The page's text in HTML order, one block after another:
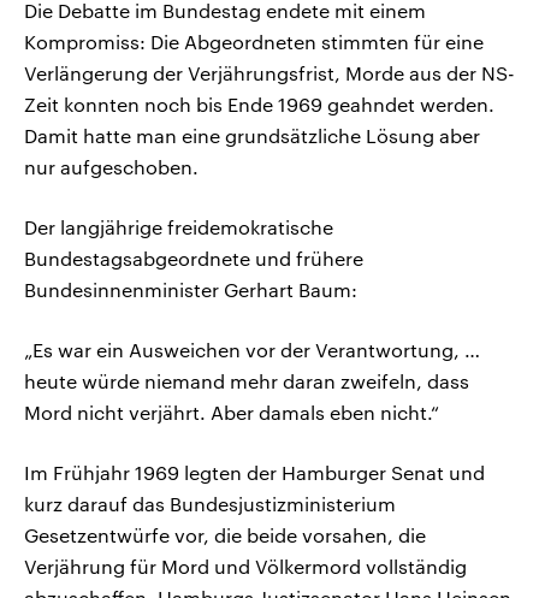
Die Debatte im Bundestag endete mit einem
Kompromiss: Die Abgeordneten stimmten für eine
Verlängerung der Verjährungsfrist, Morde aus der NS-
Zeit konnten noch bis Ende 1969 geahndet werden.
Damit hatte man eine grundsätzliche Lösung aber
nur aufgeschoben.
Der langjährige freidemokratische
Bundestagsabgeordnete und frühere
Bundesinnenminister Gerhart Baum:
„Es war ein Ausweichen vor der Verantwortung, …
heute würde niemand mehr daran zweifeln, dass
Mord nicht verjährt. Aber damals eben nicht.“
Im Frühjahr 1969 legten der Hamburger Senat und
kurz darauf das Bundesjustizministerium
Gesetzentwürfe vor, die beide vorsahen, die
Verjährung für Mord und Völkermord vollständig